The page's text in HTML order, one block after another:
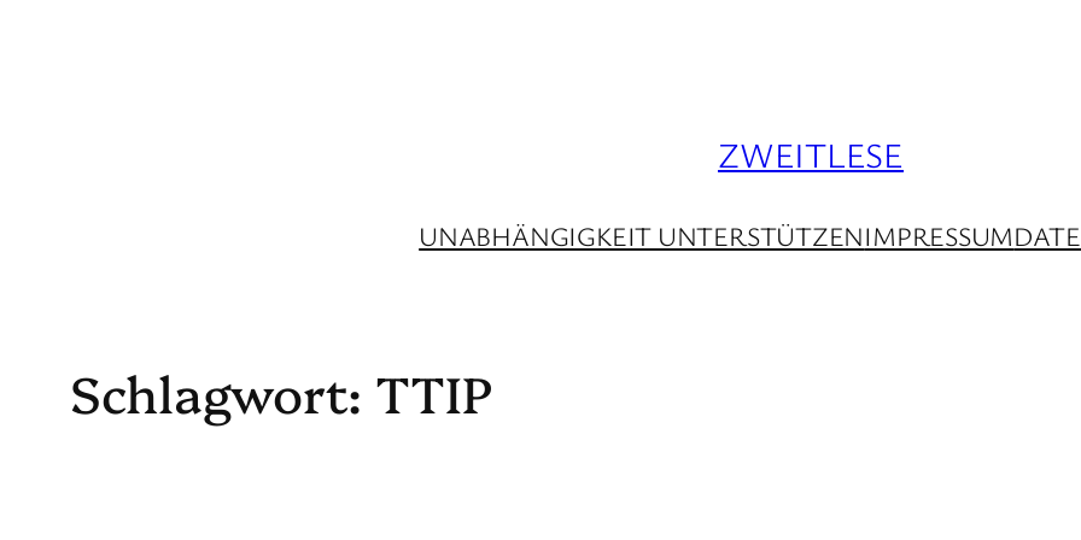
ZWEITLESE
UNABHÄNGIGKEIT UNTERSTÜTZENIMPRESSUM
Schlagwort: TTIP